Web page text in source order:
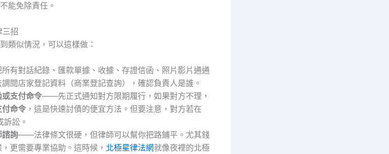
能免除責任。
三招
類似情況，可以這樣做：
有對話紀錄、匯款單據、收據、存證信函、照片影片通通
閱店家登記資料（商業登記查詢），確認負責人是誰。
支付命令——先正式通知對方限期履行，如果對方不理，
付命令 ，這是快速討債的便宜方法。但要注意，對方若在
訟。
諮詢——法律條文很硬，但律師可以幫你把路鋪平。尤其錢
更需要專業協助。這時候， 北極星律法網就像夜裡的北極